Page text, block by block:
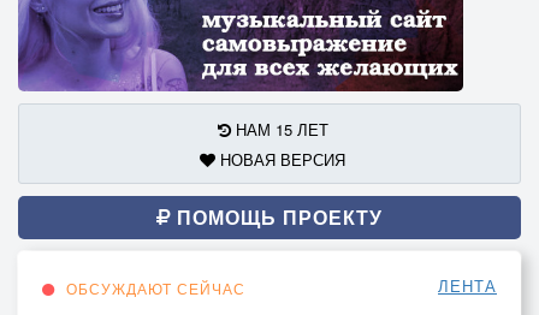
НАМ 15 ЛЕТ
НОВАЯ ВЕРСИЯ
ПОМОЩЬ ПРОЕКТУ
ОБСУЖДАЮТ СЕЙЧАС ЛЕНТА